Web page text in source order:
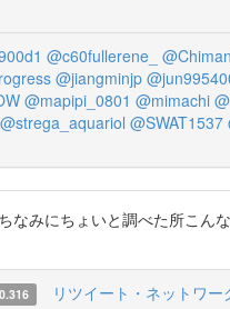
@c60fullerene_
@jiangminjp
@mapipi_0801 @mimachi
@strega_aquariol @SWAT1537
みにちょいと調べた所こん
0.316 リツイート・ネットワー